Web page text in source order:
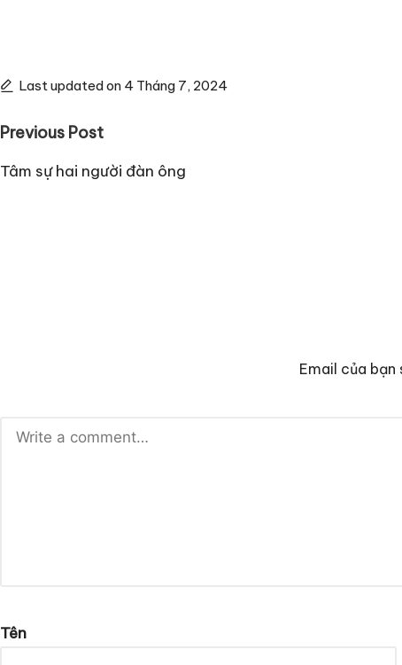
Last updated on 4 Tháng 7, 2024
Post
navigation
Previous Post
Tâm sự hai người đàn ông
Email của bạn
Tên